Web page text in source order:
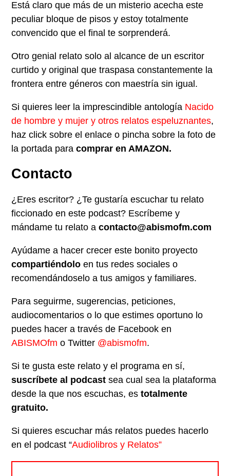
Está claro que más de un misterio acecha este
peculiar bloque de pisos y estoy totalmente
convencido que el final te sorprenderá.
Otro genial relato solo al alcance de un escritor
curtido y original que traspasa constantemente la
frontera entre géneros con maestría sin igual.
Si quieres leer la imprescindible antología Nacido
de hombre y mujer y otros relatos espeluznantes,
haz click sobre el enlace o pincha sobre la foto de
la portada paracomprar en AMAZON.
Contacto
¿Eres escritor? ¿Te gustaría escuchar tu relato
ficcionado en este podcast? Escríbeme y
mándame tu relato acontacto@abismofm.com
Ayúdame a hacer crecer este bonito proyecto
compartiéndolo en tus redes sociales o
recomendándoselo a tus amigos y familiares.
Para seguirme, sugerencias, peticiones,
audiocomentarios o lo que estimes oportuno lo
puedes hacer a través de Facebook en
ABISMOfm o Twitter @abismofm.
Si te gusta este relato y el programa en sí,
suscríbete al podcastsea cual sea la plataforma
desde la que nos escuchas, estotalmente
gratuito.
Si quieres escuchar más relatos puedes hacerlo
en el podcast “Audiolibros y Relatos”